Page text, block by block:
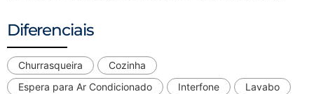
Diferenciais
Churrasqueira
Cozinha
Espera para Ar Condicionado
Interfone
Lavabo